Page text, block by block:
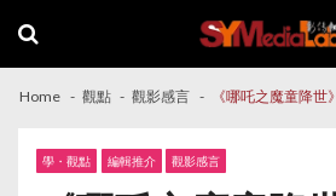
navigation
content
Home 觀點 觀影感言 《哪吒之魔童降
學・觀點 編輯推介 觀影感言